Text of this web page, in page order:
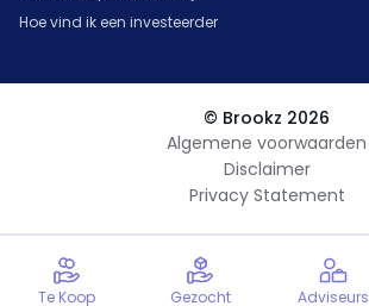
Te Koop Gezocht Adviseurs
Hoe vind ik een investeerder
© Brookz 2026
Algemene voorwaarden
Disclaimer
Privacy Statement